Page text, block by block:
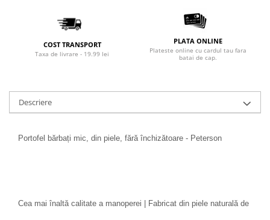
COST TRANSPORT
Taxa de livrare - 19.99 lei
PLATA ONLINE
Plateste online cu cardul tau fara
batai de cap.
Descriere
Portofel bărbați mic, din piele, fără închizătoare - Peterson
Cea mai înaltă calitate a manoperei | Fabricat din piele naturală de